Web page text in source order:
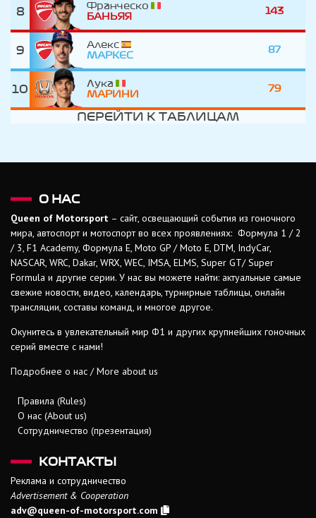
8
Франческо
БАНЬЯЯ
143
9
Алекс
МАРКЕС
87
10
Лука
МАРИНИ
79
ПЕРЕЙТИ К ТАБЛИЦАМ
О НАС
Queen of Motorsport – сайт, освещающий события из гоночного
мира, автоспорт и мотоспорт во всех проявлениях: Формула 1 / 2
/ 3, F1 Academy, Формула Е, Moto GP / Moto E, DTM, IndyCar,
NASCAR, WRC, Dakar, WRX, WEC, IMSA, ELMS, Super GT/ Super
Formula и другие серии. У нас вы можете найти: актуальные самые
свежие новости, видео, календарь, турнирные таблицы, онлайн
трансляции, составы команд, и многое другое.
Окунитесь в увлекательный мир Ф1 и других крупнейших гоночных
серий вместе с нами!
Подробнее о нас / More about us
Правила (Rules)
О нас (About us)
Сотрудничество (презентация)
КОНТАКТЫ
Реклама и сотрудничество
Advertisement & Cooperation
adv@queen-of-motorsport.com